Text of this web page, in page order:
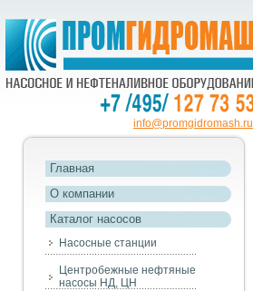
info@promgidromash.ru
Главная
О компании
Каталог насосов
Насосные станции
Центробежные нефтяные
насосы НД, ЦН